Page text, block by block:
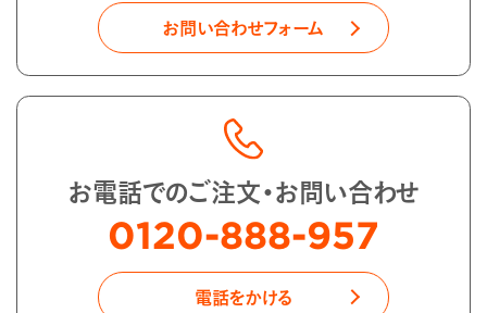
お問い合わせフォーム
お電話でのご注文・お問い合わせ
0120-888-957
電話をかける